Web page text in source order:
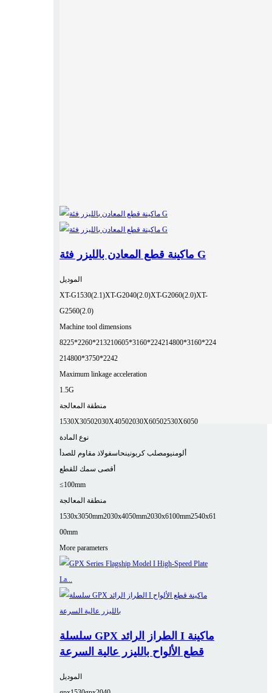
ماكينة قطع المعادن بالليزر فئة G
الموديل
XT-G1530(2.1)XT-G2040(2.0)XT-G2060(2.0)XT-
G2560(2.0)
Machine tool dimensions
8225*2260*213210605*3160*224214800*3160*224
214800*3750*2242
Maximum linkage acceleration
1.5G
منطقة المعالجة
1530X30502030X40502030X60502530X6050
نوع المادة
ألومنيومصلب كربونينحاسفولاذ مقاوم للصدأ
أقصى سمك للقطع
≤100mm
منطقة المعالجة
1530x3050mm2030x4050mm2030x6100mm2540x61
00mm
More parameters
سلسلة GPX الطراز الرائد I ماكينة
قطع الألواح بالليزر عالية السرعة
الموديل